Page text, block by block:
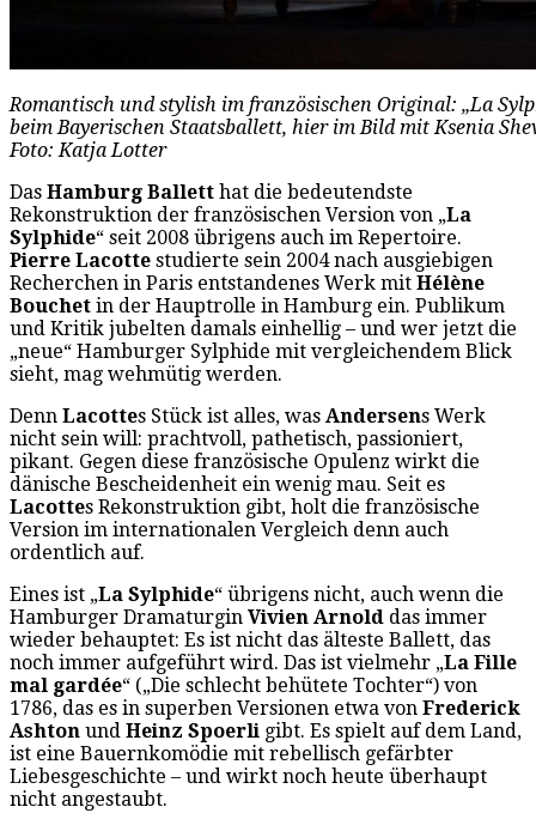
Romantisch und stylish im französischen Original: „La
beim Bayerischen Staatsballett, hier im Bild mit Ksenia
Foto: Katja Lotter
Das Hamburg Ballett hat die bedeutendste
Rekonstruktion der französischen Version von „La
Sylphide“ seit 2008 übrigens auch im Repertoire.
Pierre Lacotte studierte sein 2004 nach ausgiebigen
Recherchen in Paris entstandenes Werk mit Hélène
Bouchet in der Hauptrolle in Hamburg ein. Publikum
und Kritik jubelten damals einhellig – und wer jetzt die
„neue“ Hamburger Sylphide mit vergleichendem Blick
sieht, mag wehmütig werden.
Denn Lacottes Stück ist alles, was Andersens Werk
nicht sein will: prachtvoll, pathetisch, passioniert,
pikant. Gegen diese französische Opulenz wirkt die
dänische Bescheidenheit ein wenig mau. Seit es
Lacottes Rekonstruktion gibt, holt die französische
Version im internationalen Vergleich denn auch
ordentlich auf.
Eines ist „La Sylphide“ übrigens nicht, auch wenn die
Hamburger Dramaturgin Vivien Arnold das immer
wieder behauptet: Es ist nicht das älteste Ballett, das
noch immer aufgeführt wird. Das ist vielmehr „La Fille
mal gardée“ („Die schlecht behütete Tochter“) von
1786, das es in superben Versionen etwa von Frederick
Ashton und Heinz Spoerli gibt. Es spielt auf dem Land,
ist eine Bauernkomödie mit rebellisch gefärbter
Liebesgeschichte – und wirkt noch heute überhaupt
nicht angestaubt.